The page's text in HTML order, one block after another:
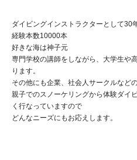
ダイビングインストラクターとして30
経験本数10000本
好きな海は神子元
専門学校の講師をしながら、大学生や
ります。
その他にも企業、社会人サークルなど
親子でのスノーケリングから体験ダイ
く行なっていますので
どんなニーズにもお応えします。